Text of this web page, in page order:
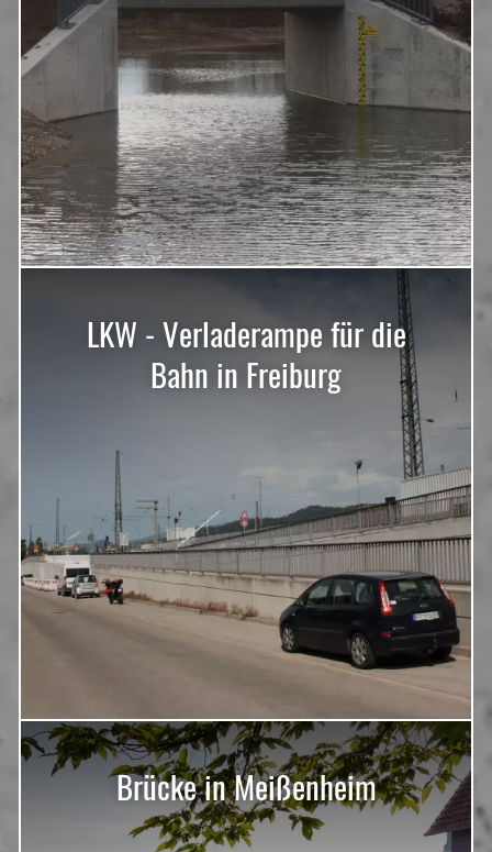
LKW - Verladerampe für die
Bahn in Freiburg
Brücke in Meißenheim